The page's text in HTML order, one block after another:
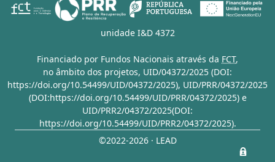
unidade I&D 4372
Financiado por Fundos Nacionais através da FCT,
no âmbito dos projetos, UID/04372/2025 (DOI:
https://doi.org/10.54499/UID/04372/2025), UID/PRR/04372/2025
(DOI:https://doi.org/10.54499/UID/PRR/04372/2025)e
UID/PRR2/04372/2025(DOI:
https://doi.org/10.54499/UID/PRR2/04372/2025).
©2022-2026 · LEAD